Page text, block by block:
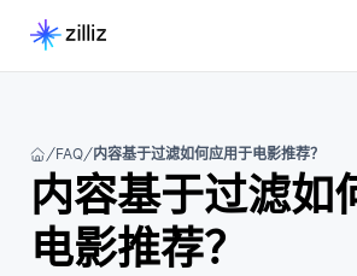
FAQ 内容基于过滤如何应用于电影推荐？
内容基于过滤如
电影推荐？